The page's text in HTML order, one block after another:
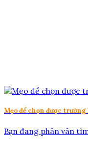
Mẹo để chọn được
Bạn đang phân vân